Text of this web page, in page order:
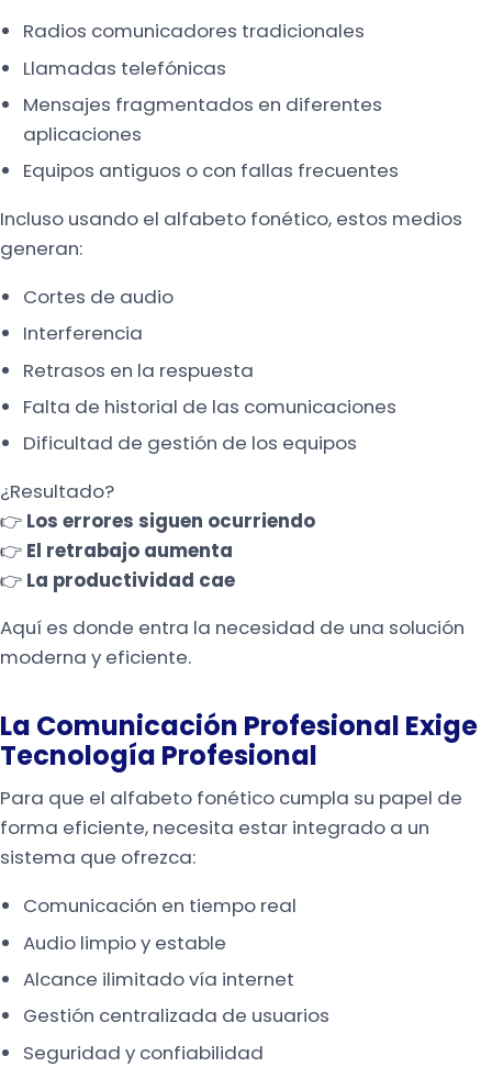
Radios comunicadores tradicionales
Llamadas telefónicas
Mensajes fragmentados en diferentes
aplicaciones
Equipos antiguos o con fallas frecuentes
Incluso usando el alfabeto fonético, estos medios
generan:
Cortes de audio
Interferencia
Retrasos en la respuesta
Falta de historial de las comunicaciones
Dificultad de gestión de los equipos
¿Resultado?
👉 Los errores siguen ocurriendo
👉 El retrabajo aumenta
👉 La productividad cae
Aquí es donde entra la necesidad de una solución
moderna y eficiente.
La Comunicación Profesional Exige
Tecnología Profesional
Para que el alfabeto fonético cumpla su papel de
forma eficiente, necesita estar integrado a un
sistema que ofrezca:
Comunicación en tiempo real
Audio limpio y estable
Alcance ilimitado vía internet
Gestión centralizada de usuarios
Seguridad y confiabilidad